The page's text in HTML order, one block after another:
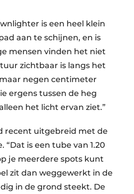
is een heel klein
aan te schijnen, en is
mensen vinden het niet
zichtbaar is langs het
maar negen centimeter
ergens tussen de heg
het licht ervan ziet.”
recent uitgebreid met de
“Dat is een tube van 1.20
je meerdere spots kunt
zit dan weggewerkt in de
in de grond steekt. De